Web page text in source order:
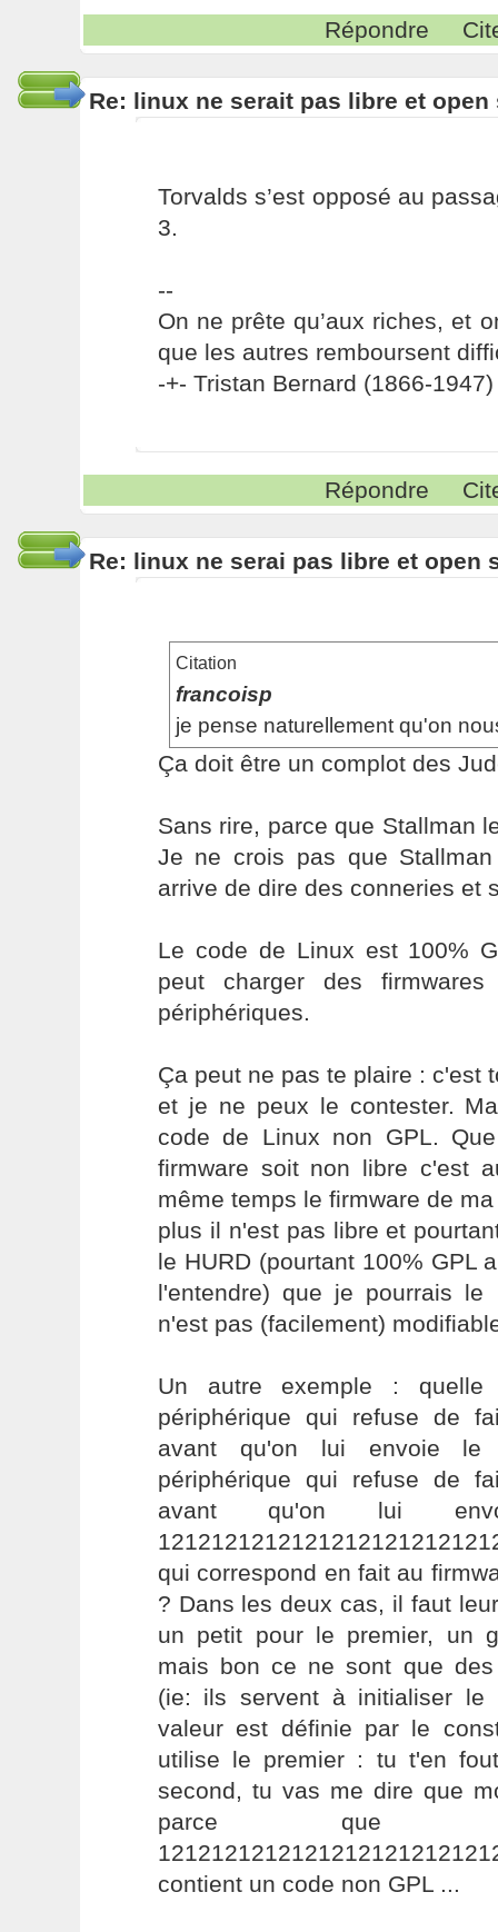
Répondre
Re: linux ne serait pas libre et open
Torvalds s’est opposé au
3.
--
On ne prête qu’aux riches, et
que les autres remboursent
-+- Tristan Bernard (1866-1947)
Répondre
Re: linux ne serai pas libre et open
Citation
francoisp
je pense naturellement qu'on
Ça doit être un complot des
Sans rire, parce que Stallman
Je ne crois pas que
arrive de dire des conneries et
Le code de Linux est 100%
peut charger des
périphériques.
Ça peut ne pas te plaire : c'est
et je ne peux le contester.
code de Linux non GPL.
firmware soit non libre c'est
même temps le firmware de
plus il n'est pas libre et
le HURD (pourtant 100% GPL
l'entendre) que je pourrais
n'est pas (facilement)
Un autre exemple : quelle
périphérique qui refuse de
avant qu'on lui envoie
périphérique qui refuse de
avant qu'on lui
qui correspond en fait au
? Dans les deux cas, il faut
un petit pour le premier, un
mais bon ce ne sont que des
(ie: ils servent à initialiser le
valeur est définie par le
utilise le premier : tu t'en
second, tu vas me dire que
parce que
contient un code non GPL ...